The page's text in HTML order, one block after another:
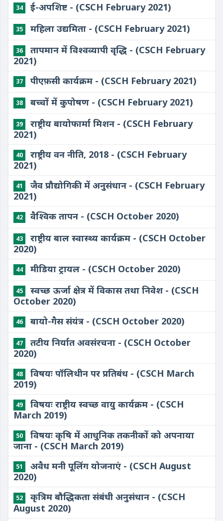
34 ई-अपशिष्ट - (CSCH February 2021)
35 महिला उद्यमिता - (CSCH February 2021)
36
तापमान में विश्वव्यापी वृद्धि - (CSCH February
2021)
37 पीएफ़सी कार्यक्रम - (CSCH February 2021)
38 बच्चों में कुपोषण - (CSCH February 2021)
39
राष्ट्रीय बायोफार्मा मिशन - (CSCH February
2021)
40
राष्ट्रीय वन नीति, 2018 - (CSCH February
2021)
41
जैव प्रौद्योगिकी में अनुसंधान - (CSCH February
2021)
42 वैश्विक तापन - (CSCH October 2020)
43
राष्ट्रीय बाल स्वास्थ्य कार्यक्रम - (CSCH October
2020)
44 मीडिया ट्रायल - (CSCH October 2020)
45
स्वच्छ ऊर्जा क्षेत्र में विकास तथा निवेश - (CSCH
October 2020)
46 बायो-गैस संयंत्र - (CSCH October 2020)
47
तटीय निर्यात अवसंरचना - (CSCH October
2020)
48
विषयः पॉलिथीन पर प्रतिबंध - (CSCH March
2019)
49
विषयः राष्ट्रीय स्वच्छ वायु कार्यक्रम - (CSCH
March 2019)
50
विषयः कृषि में आधुनिक तकनीकों को अपनाया
जाना - (CSCH March 2019)
51
अवैध मनी पूलिंग योजनाएं - (CSCH August
2020)
52
कृत्रिम बौद्धिकता संबंधी अनुसंधान - (CSCH
August 2020)